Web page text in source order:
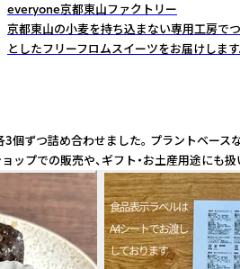
everyone京都東山ファクトリー
京都東山の小麦を持ち込まない専用工房で
としたフリーフロムスイーツをお届けします
つ詰め合わせました。 プラント
での販売や、ギフト・お土産用途